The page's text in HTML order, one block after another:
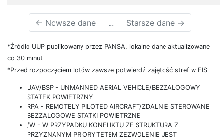
← Nowsze dane ... Starsze dane →
*Źródło UUP publikowany przez PANSA, lokalne dane aktualizowane
co 30 minut
*Przed rozpoczęciem lotów zawsze potwierdź zajętość stref w FIS
UAV/BSP - UNMANNED AERIAL VEHICLE/BEZZALOGOWY
STATEK POWIETRZNY
RPA - REMOTELY PILOTED AIRCRAFT/ZDALNIE STEROWANE
BEZZALOGOWE STATKI POWIETRZNE
/W - W PRZYPADKU KONFLIKTU ZE STRUKTURA Z
PRZYZNANYM PRIORYTETEM ZEZWOLENIE JEST